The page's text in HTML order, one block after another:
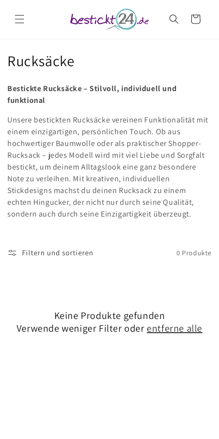
Inhalt
Warenkorb
K
t
e
g
o
r
i
e
Rucksäcke
Bestickte Rucksäcke – Stilvoll, individuell und
funktional
Unsere bestickten Rucksäcke vereinen Funktionalität mit
einem einzigartigen, persönlichen Touch. Ob aus
hochwertiger Baumwolle oder als praktischer Shopper-
Rucksack – jedes Modell wird mit viel Liebe und Sorgfalt
bestickt, um deinem Alltagslook eine ganz besondere
Note zu verleihen. Mit kreativen, individuellen
Stickdesigns machst du deinen Rucksack zu einem
echten Hingucker, der nicht nur durch seine Qualität,
sondern auch durch seine Einzigartigkeit überzeugt.
Filtern und sortieren 0 Produkte
Keine Produkte gefunden
Verwende weniger Filter oder entferne alle